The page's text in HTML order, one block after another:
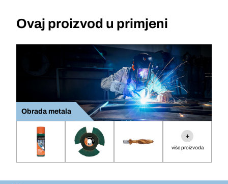
Ovaj proizvod u primjeni
Obrada metala
+
više proizvoda